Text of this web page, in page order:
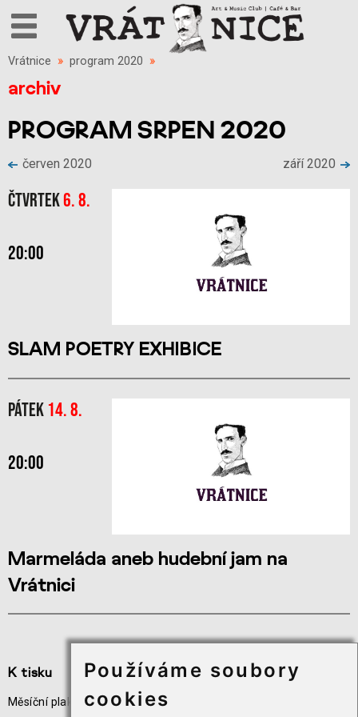
Používáme soubory
cookies
Vrátnice » program 2020 »
archiv
PROGRAM SRPEN 2020
červen 2020 září 2020
Čtvrtek6. 8.
20:00
SLAM POETRY EXHIBICE
Pátek 14. 8.
20:00
Marmeláda aneb hudební jam na
Vrátnici
K tisku
Měsíční plakát akcí
Užitečné odkazy